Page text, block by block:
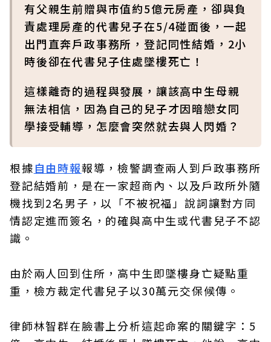
有父親生前贈與市值約5億元房產，卻與負
責處理房產的代書兒子在5/4碰面後，一起
出門直奔戶政事務所，登記同性結婚，2小
時後卻在代書兒子住處墜樓死亡！
這樣離奇的過程與發展，讓該高中生母親
無法相信，因為自己的兒子才因暗戀女同
學接受輔導，怎麼會突然就去與人閃婚？
根據自由時報報導，檢警調查兩人到戶政事務所
登記結婚前，是在一家超商內、以及戶政所外隨
機找到2名男子，以「不被祝福」說詞讓對方同
情認定進而簽名，的確與高中生或代書兒子不認
識。
由於兩人回到住所，高中生即墜樓身亡疑點重
重，檢方裁定代書兒子以30萬元交保候傳。
律師林智群在臉書上分析這起命案的關鍵字：5